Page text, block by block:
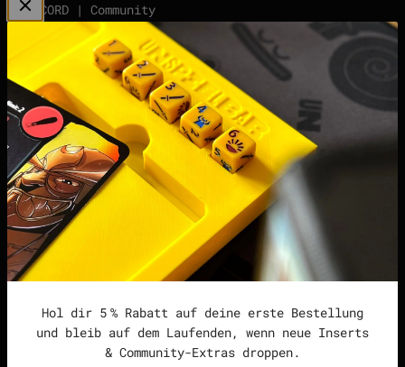
Hol dir 5 % Rabatt auf deine erste Bestellung
und bleib auf dem Laufenden, wenn neue Inserts
& Community-Extras droppen.
DISCORD | Community
points | Score Tracker
Podcast
Impressum
Datenschutzerklärung
Widerrufsrecht &
Widerrufsformular
Allgemeine
Geschäftsbedingungen
Deutschland (EUR €) Deutsch